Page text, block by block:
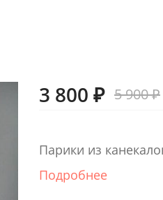
3 800 ₽ 5 900 ₽
Парики из
Подробнее